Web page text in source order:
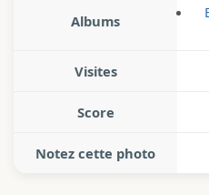
Albums
Visites
Score
Notez cette photo